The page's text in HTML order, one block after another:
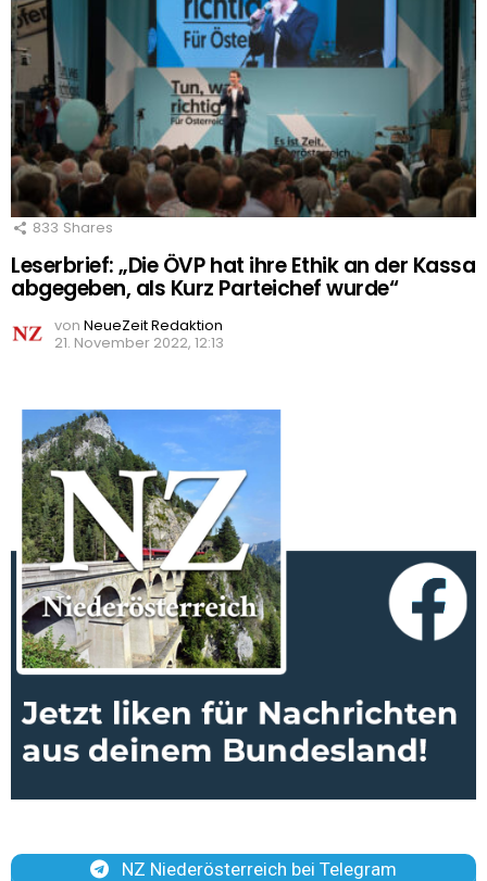
833 Shares
Leserbrief: „Die ÖVP hat ihre Ethik an der Kassa
abgegeben, als Kurz Parteichef wurde“
von NeueZeit Redaktion
21. November 2022, 12:13
NZ Niederösterreich bei Telegram